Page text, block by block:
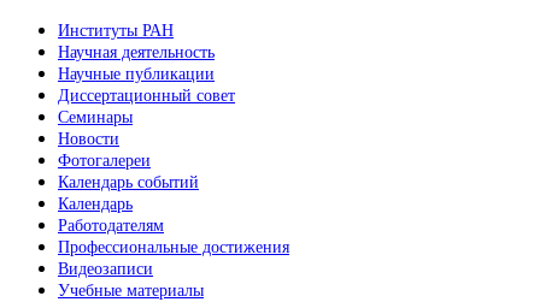
Институты РАН
Научная деятельность
Научные публикации
Диссертационный совет
Семинары
Новости
Фотогалереи
Календарь событий
Календарь
Работодателям
Профессиональные достижения
Видеозаписи
Учебные материалы